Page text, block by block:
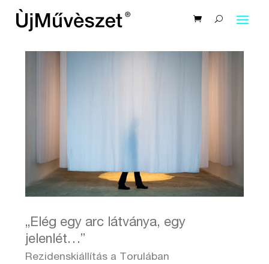
„Elég egy arc látványa, egy
jelenlét…”
Rezidenskiállítás a Torulában